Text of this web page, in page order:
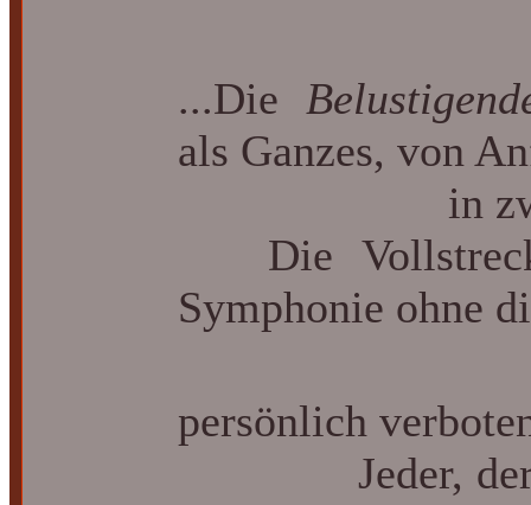
...Die
als Ganzes, von
in zwei
Die
Symphonie ohne
persönlich
Jeder, der